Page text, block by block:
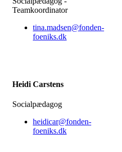
Teamkoordinator
tina.madsen@fonden-
foeniks.dk
Heidi Carstens
Socialpædagog
heidicar@fonden-
foeniks.dk